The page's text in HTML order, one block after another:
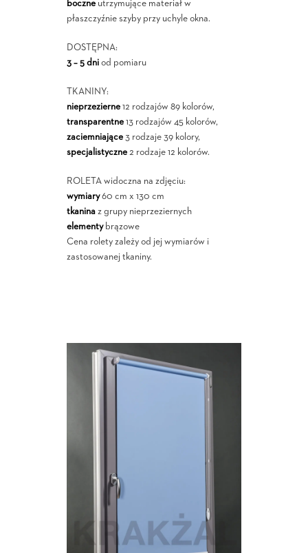
boczneutrzymujące materiał w
płaszczyźnie szyby przy uchyle okna.
DOSTĘPNA:
3 – 5 dniod pomiaru
TKANINY:
nieprzezierne12 rodzajów 89 kolorów,
transparentne13 rodzajów 45 kolorów,
zaciemniające3 rodzaje 39 kolory,
specjalistyczne2 rodzaje 12 kolorów.
ROLETA widoczna na zdjęciu:
wymiary60 cm x 130 cm
tkaninaz grupy nieprzeziernych
elementybrązowe
Cena rolety zależy od jej wymiarów i
zastosowanej tkaniny.